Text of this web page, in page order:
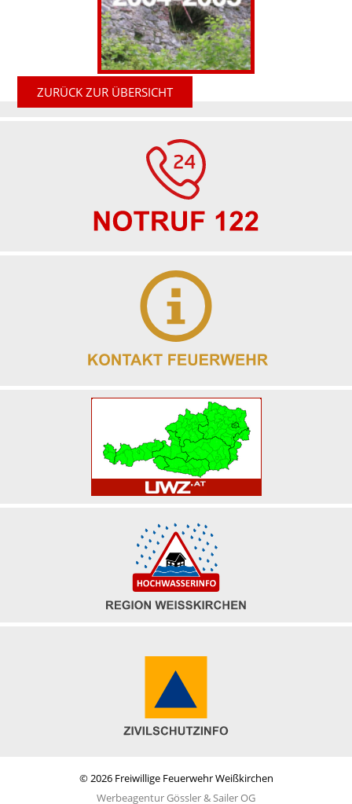
ZURÜCK ZUR ÜBERSICHT
© 2026 Freiwillige Feuerwehr Weißkirchen
Werbeagentur Gössler & Sailer OG